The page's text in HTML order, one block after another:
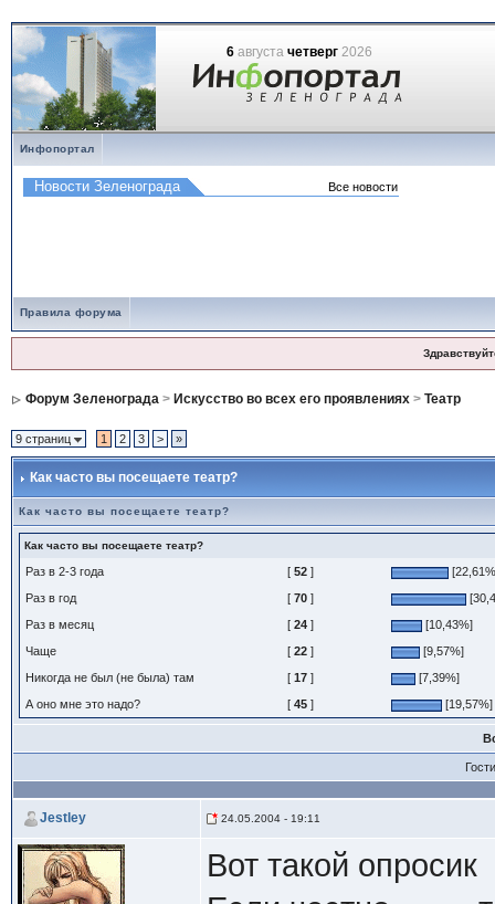
6августа четверг2026
Инфопортал
Правила форума
Форум Зеленограда> Искусство во всех его проявлениях> Театр
9 страниц 1 2 3 > »
Как часто вы посещаете театр?
Как часто вы посещаете театр?
Как часто вы посещаете театр?
Раз в 2-3 года [ 52]
Раз в год
[ 70]
Раз в месяц
[ 24]
[10,43%]
Чаще
[ 22]
[9,57%]
Никогда не был (не была) там
[ 17]
[7,39%]
А оно мне это надо?
[ 45] [19,57%]
Jestley 24.05.2004 - 19:11
Вот такой опросик